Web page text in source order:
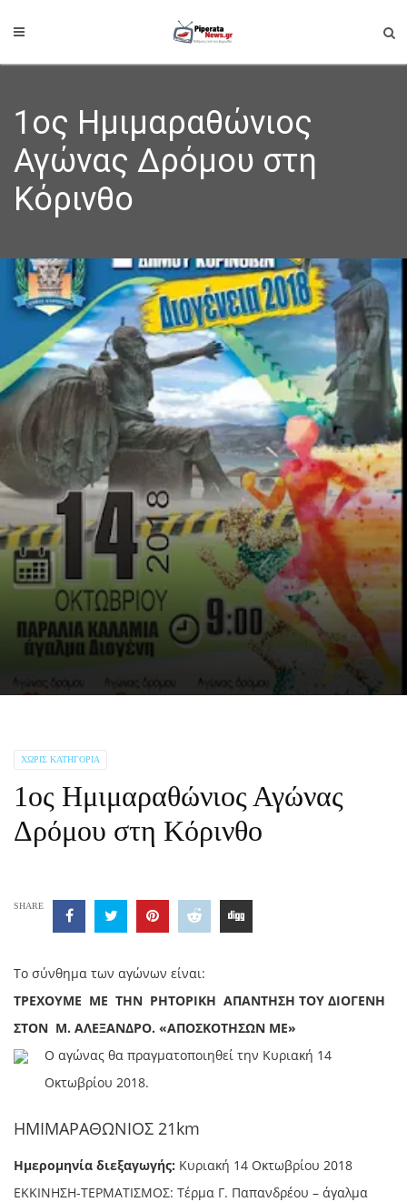
1ος Ημιμαραθώνιος
Αγώνας Δρόμου στη
Κόρινθο
ΧΩΡΊΣ ΚΑΤΗΓΟΡΊΑ
1ος Ημιμαραθώνιος Αγώνας
Δρόμου στη Κόρινθο
SHARE
Το σύνθημα των αγώνων είναι:
ΤΡΕΧΟΥΜΕ ΜΕ ΤΗΝ ΡΗΤΟΡΙΚΗ ΑΠΑΝΤΗΣΗ ΤΟΥ ΔΙΟΓΕΝΗ
ΣΤΟΝ Μ. ΑΛΕΞΑΝΔΡΟ. «ΑΠΟΣΚΟΤΗΣΩΝ ΜΕ»
Ο αγώνας θα πραγματοποιηθεί την Κυριακή 14
Οκτωβρίου 2018.
ΗΜΙΜΑΡΑΘΩΝΙΟΣ 21km
Ημερομηνία διεξαγωγής: Κυριακή 14 Οκτωβρίου 2018
ΕΚΚΙΝΗΣΗ-ΤΕΡΜΑΤΙΣΜΟΣ: Τέρμα Γ. Παπανδρέου – άγαλμα